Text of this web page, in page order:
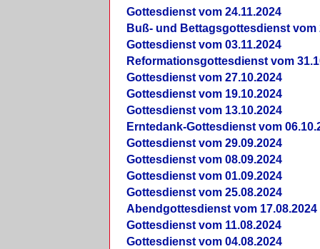
Gottesdienst vom 24.11.2024
Buß- und Bettagsgottesdienst vom
Gottesdienst vom 03.11.2024
Reformationsgottesdienst vom
Gottesdienst vom 27.10.2024
Gottesdienst vom 19.10.2024
Gottesdienst vom 13.10.2024
Erntedank-Gottesdienst vom
Gottesdienst vom 29.09.2024
Gottesdienst vom 08.09.2024
Gottesdienst vom 01.09.2024
Gottesdienst vom 25.08.2024
Abendgottesdienst vom 17.08.2024
Gottesdienst vom 11.08.2024
Gottesdienst vom 04.08.2024